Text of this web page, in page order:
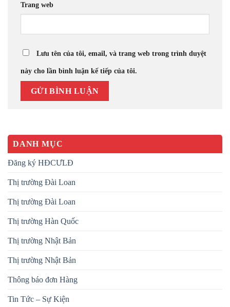
Trang web
Lưu tên của tôi, email, và trang web trong trình duyệt
này cho lần bình luận kế tiếp của tôi.
DANH MỤC
Đăng ký HĐCƯLĐ
Thị trường Đài Loan
Thị trường Đài Loan
Thị trường Hàn Quốc
Thị trường Nhật Bản
Thị trường Nhật Bản
Thông báo đơn Hàng
Tin Tức – Sự Kiện